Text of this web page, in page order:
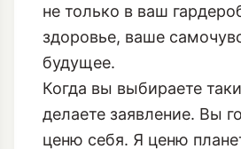
не только в ваш
здоровье, ваше
будущее.
Когда вы выбираете
делаете заявление. Вы
ценю себя. Я ценю